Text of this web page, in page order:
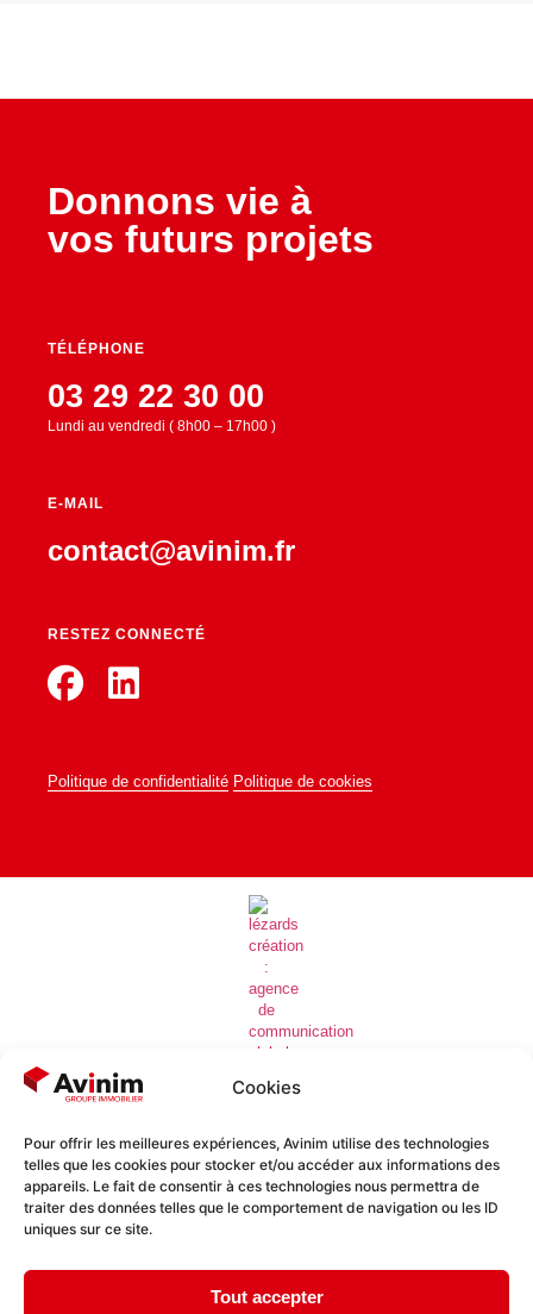
Cookies
Pour offrir les meilleures expériences, Avinim utilise des technologies
telles que les cookies pour stocker et/ou accéder aux informations des
appareils. Le fait de consentir à ces technologies nous permettra de
traiter des données telles que le comportement de navigation ou les ID
uniques sur ce site.
Tout accepter
Donnons vie à
vos futurs projets
TÉLÉPHONE
03 29 22 30 00
Lundi au vendredi ( 8h00 – 17h00 )
E-MAIL
contact@avinim.fr
RESTEZ CONNECTÉ
Politique de confidentialité Politique de cookies
Site réalisé par LézardsCréation